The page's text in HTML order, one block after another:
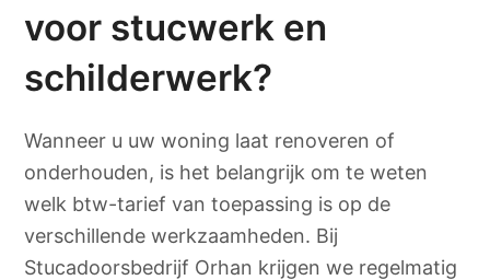
voor stucwerk en
schilderwerk?
Wanneer u uw woning laat renoveren of
onderhouden, is het belangrijk om te weten
welk btw-tarief van toepassing is op de
verschillende werkzaamheden. Bij
Stucadoorsbedrijf Orhan krijgen we regelmatig